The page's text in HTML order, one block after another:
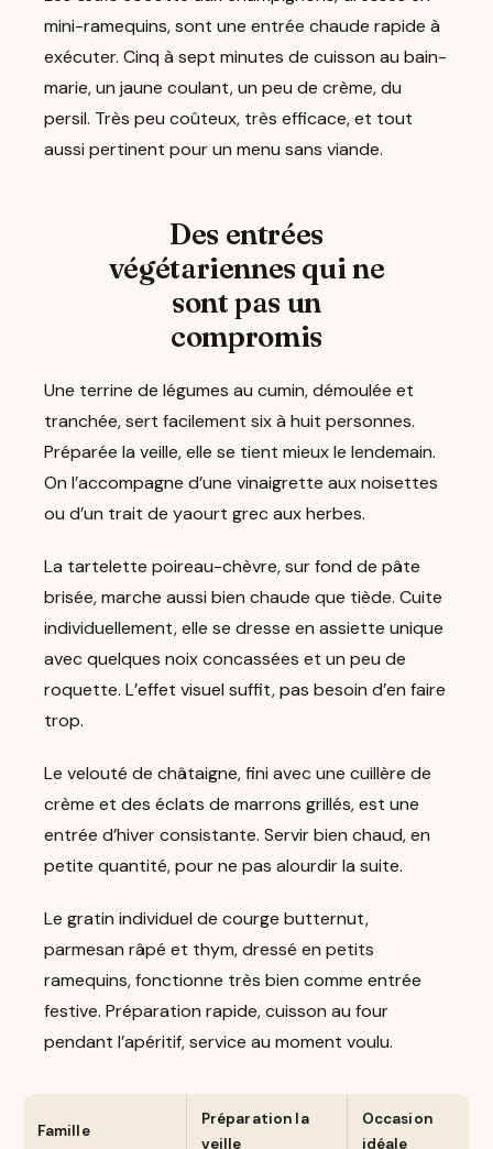
mini-ramequins, sont une entrée chaude rapide à
exécuter. Cinq à sept minutes de cuisson au bain-
marie, un jaune coulant, un peu de crème, du
persil. Très peu coûteux, très efficace, et tout
aussi pertinent pour un menu sans viande.
Des entrées
végétariennes qui ne
sont pas un
compromis
Une terrine de légumes au cumin, démoulée et
tranchée, sert facilement six à huit personnes.
Préparée la veille, elle se tient mieux le lendemain.
On l’accompagne d’une vinaigrette aux noisettes
ou d’un trait de yaourt grec aux herbes.
La tartelette poireau-chèvre, sur fond de pâte
brisée, marche aussi bien chaude que tiède. Cuite
individuellement, elle se dresse en assiette unique
avec quelques noix concassées et un peu de
roquette. L’effet visuel suffit, pas besoin d’en faire
trop.
Le velouté de châtaigne, fini avec une cuillère de
crème et des éclats de marrons grillés, est une
entrée d’hiver consistante. Servir bien chaud, en
petite quantité, pour ne pas alourdir la suite.
Le gratin individuel de courge butternut,
parmesan râpé et thym, dressé en petits
ramequins, fonctionne très bien comme entrée
festive. Préparation rapide, cuisson au four
pendant l’apéritif, service au moment voulu.
Famille
Préparation la
veille
Occasion
idéale